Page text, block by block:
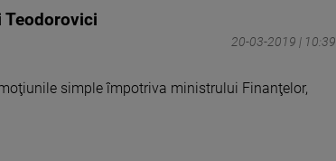
Teodorovici
20-03-2019 | 10:39
simple împotriva ministrului Finanţelor,